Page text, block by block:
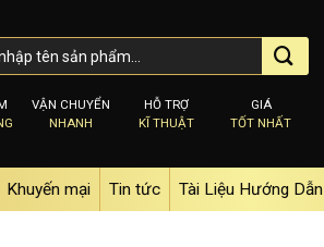
VẬN CHUYỂN
NHANH
HỖ TRỢ
KĨ THUẬT
GIÁ
TỐT NHẤT
Khuyến mại Tin tức Tài Liệu Hướng Dẫn